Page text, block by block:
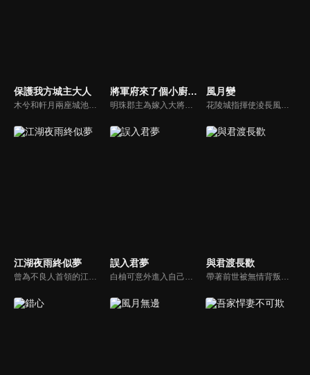
保護我方城主大人
木兮和軒月兩座城池世代交惡，試圖吞併彼此。木兮城老城主只得一女葉昭南。老城主便秘密隱藏了女兒的性別，從小命昭南女扮男裝，即便繼承了城主，也始終以男兒身示人。一次意外，葉昭南墜崖，陰差陽錯，遇到了軒月城城主柳軒冥，從此開啟了一段奇妙的命運。
將軍府來了個小廚娘之落難千金
明珠郡主為嫁入大將軍府，設計殘害蘇淺淺一家。蘇淺淺開始反擊，明珠和蘇淺淺都分別嫁進將軍府，在內宅之中鬥智鬥力，最終蘇淺淺攜手少年將軍楚君遙，完成復仇大計，並以超凡的廚藝贏得大家的喜愛。
風月變
花陵城指揮使淩長風與妻子唐千月是一對新婚三年的恩愛夫妻。除夕夜晚，兩人本約好一起度過，城內卻突發“魂化”暴亂，待淩長風平復暴亂歸來，唐千月已經暈倒在血泊中，胸口上還綻開了一朵鬼魅妖豔的花...唐千月身上到底隱藏了什麼秘密？魂化病症到底為何人計謀？花陵城新故事由此開啟...
江湖夜雨終似夢
曾為不良人首領的江湖，因未能護送關鍵證人韓陽，致使忠將胡將軍蒙冤，不良人兄弟亦因此受害。多年後，他受盧家賞識、以武藝報恩，卻最終選擇獨自漂泊，只求遠離紛爭、過上平凡生活。然而一場與麟鬼閣惡徒的衝突，再度將他捲入風波...
誤入君夢
白柚可意外進入自己創造的漫畫世界，成為女主。想要回到現實就必須讓患有恐女症的男主許澤羽愛上她。白柚可不得不追求許澤羽，卻漸漸對他動了真情，但事情遠沒那麼簡單，一場針對二人的血條宿命和陰謀悄然而至...
與君渡長歡
帶著前世被無情背叛的慘痛記憶，許婉寧得以重生歸來。上一世她不僅被渣男丈夫與綠茶小三欺騙，親生骨肉更早已悲慘離世。這一世，許婉寧在復仇與守護的同時，命運讓她遇上了正在深入調查「紅鸩香」一案的裴珩。兩人從最初的幾番交鋒與試探，到逐漸揭開真相...